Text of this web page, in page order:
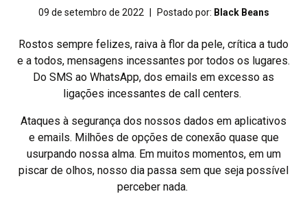
09 de setembro de 2022 Postado por: Black Beans
Rostos sempre felizes, raiva à flor da pele, crítica a tudo
e a todos, mensagens incessantes por todos os lugares.
Do SMS ao WhatsApp, dos emails em excesso as
ligações incessantes de call centers.
Ataques à segurança dos nossos dados em aplicativos
e emails. Milhões de opções de conexão quase que
usurpando nossa alma. Em muitos momentos, em um
piscar de olhos, nosso dia passa sem que seja possível
perceber nada.